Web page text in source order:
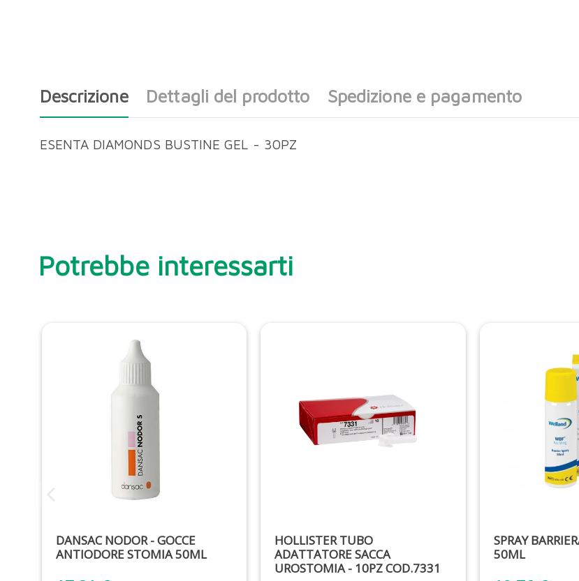
Descrizione Dettagli del prodotto Spedizione e pagamento
ESENTA DIAMONDS BUSTINE GEL - 30PZ
Potrebbe interessarti
DANSAC NODOR - GOCCE
ANTIODORE STOMIA 50ML
HOLLISTER TUBO
ADATTATORE SACCA
UROSTOMIA - 10PZ COD.7331
SPRAY
50ML